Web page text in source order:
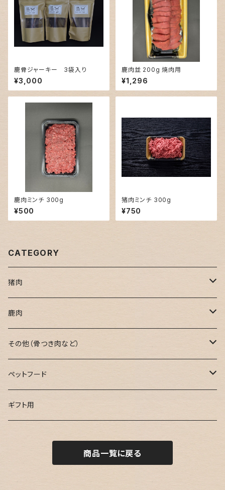
鹿骨ジャーキー 3袋入り
¥3,000
鹿肉並 200g 焼肉用
¥1,296
鹿肉ミンチ 300g
¥500
猪肉ミンチ 300g
¥750
CATEGORY
猪肉
焼肉用
鍋用
ミンチ肉
ブロック肉
鹿肉
焼肉用
鍋用
ミンチ肉
その他（骨つき肉など）
骨つき肉
串用
ペットフード
鹿肉ジャーキー
ギフト用
商品一覧に戻る